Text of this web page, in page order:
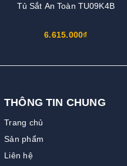
Tủ Sắt An Toàn TU09K4B
6.615.000₫
THÔNG TIN CHUNG
Trang chủ
Sản phẩm
Liên hệ